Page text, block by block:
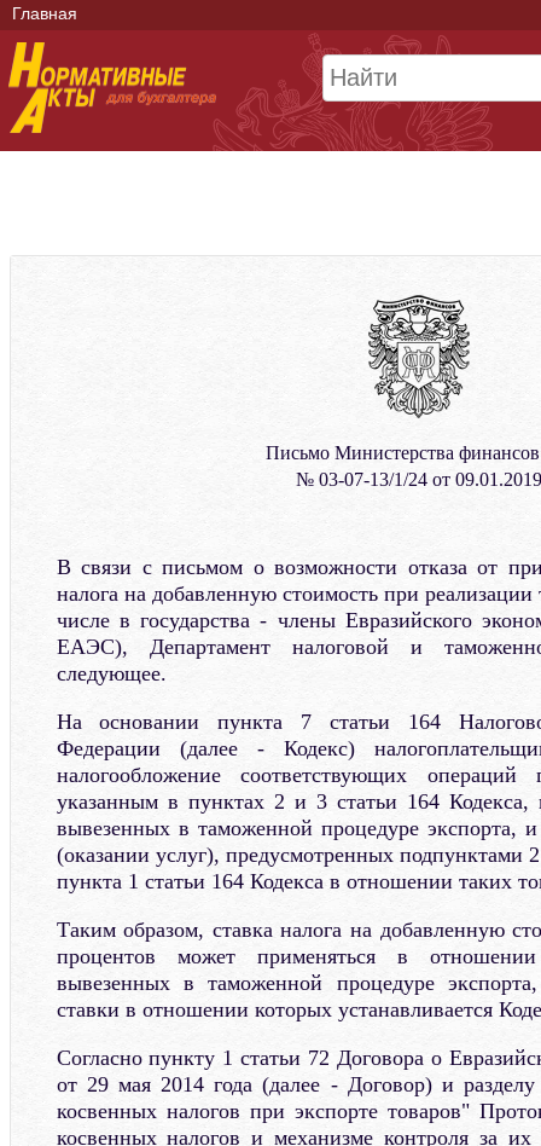
Главная
Письмо Министерства
№ 03-07-13/1/24 от 09.01.2019
В связи с письмом о возможности отказа от
налога на добавленную стоимость при реализации
числе в государства - члены Евразийского
ЕАЭС), Департамент налоговой и
следующее.
На основании пункта 7 статьи 164
Федерации (далее - Кодекс)
налогообложение соответствующих
указанным в пунктах 2 и 3 статьи 164 Кодекса,
вывезенных в таможенной процедуре экспорта,
(оказании услуг), предусмотренных подпунктами
пункта 1 статьи 164 Кодекса в отношении таких
Таким образом, ставка налога на добавленную
процентов может применяться в отношении
вывезенных в таможенной процедуре
ставки в отношении которых устанавливается
Согласно пункту 1 статьи 72 Договора о
от 29 мая 2014 года (далее - Договор) и
косвенных налогов при экспорте товаров"
косвенных налогов и механизме контроля за